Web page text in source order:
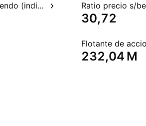
Rendimiento del dividendo (indicado) Ratio precio s/
30,72
Flotante de
‪232,04 M‬